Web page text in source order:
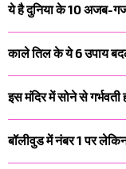
ये है दुनिया के 10 अजब-
काले तिल के ये 6 उपाय
इस मंदिर में सोने से गर्भवती
बॉलीवुड में नंबर 1 पर